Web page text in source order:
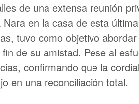
de una extensa reunión
en la casa de esta
tuvo como objetivo
de su amistad. Pese al
confirmando que la
en una reconciliación total.